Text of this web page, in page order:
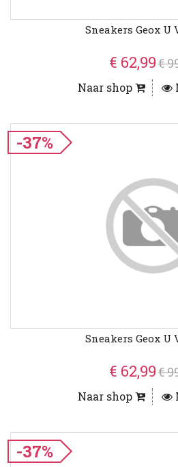
Sneakers Geox U
€ 62,99€
Naar shop
-37%
Sneakers Geox U
€ 62,99€
Naar shop
-37%